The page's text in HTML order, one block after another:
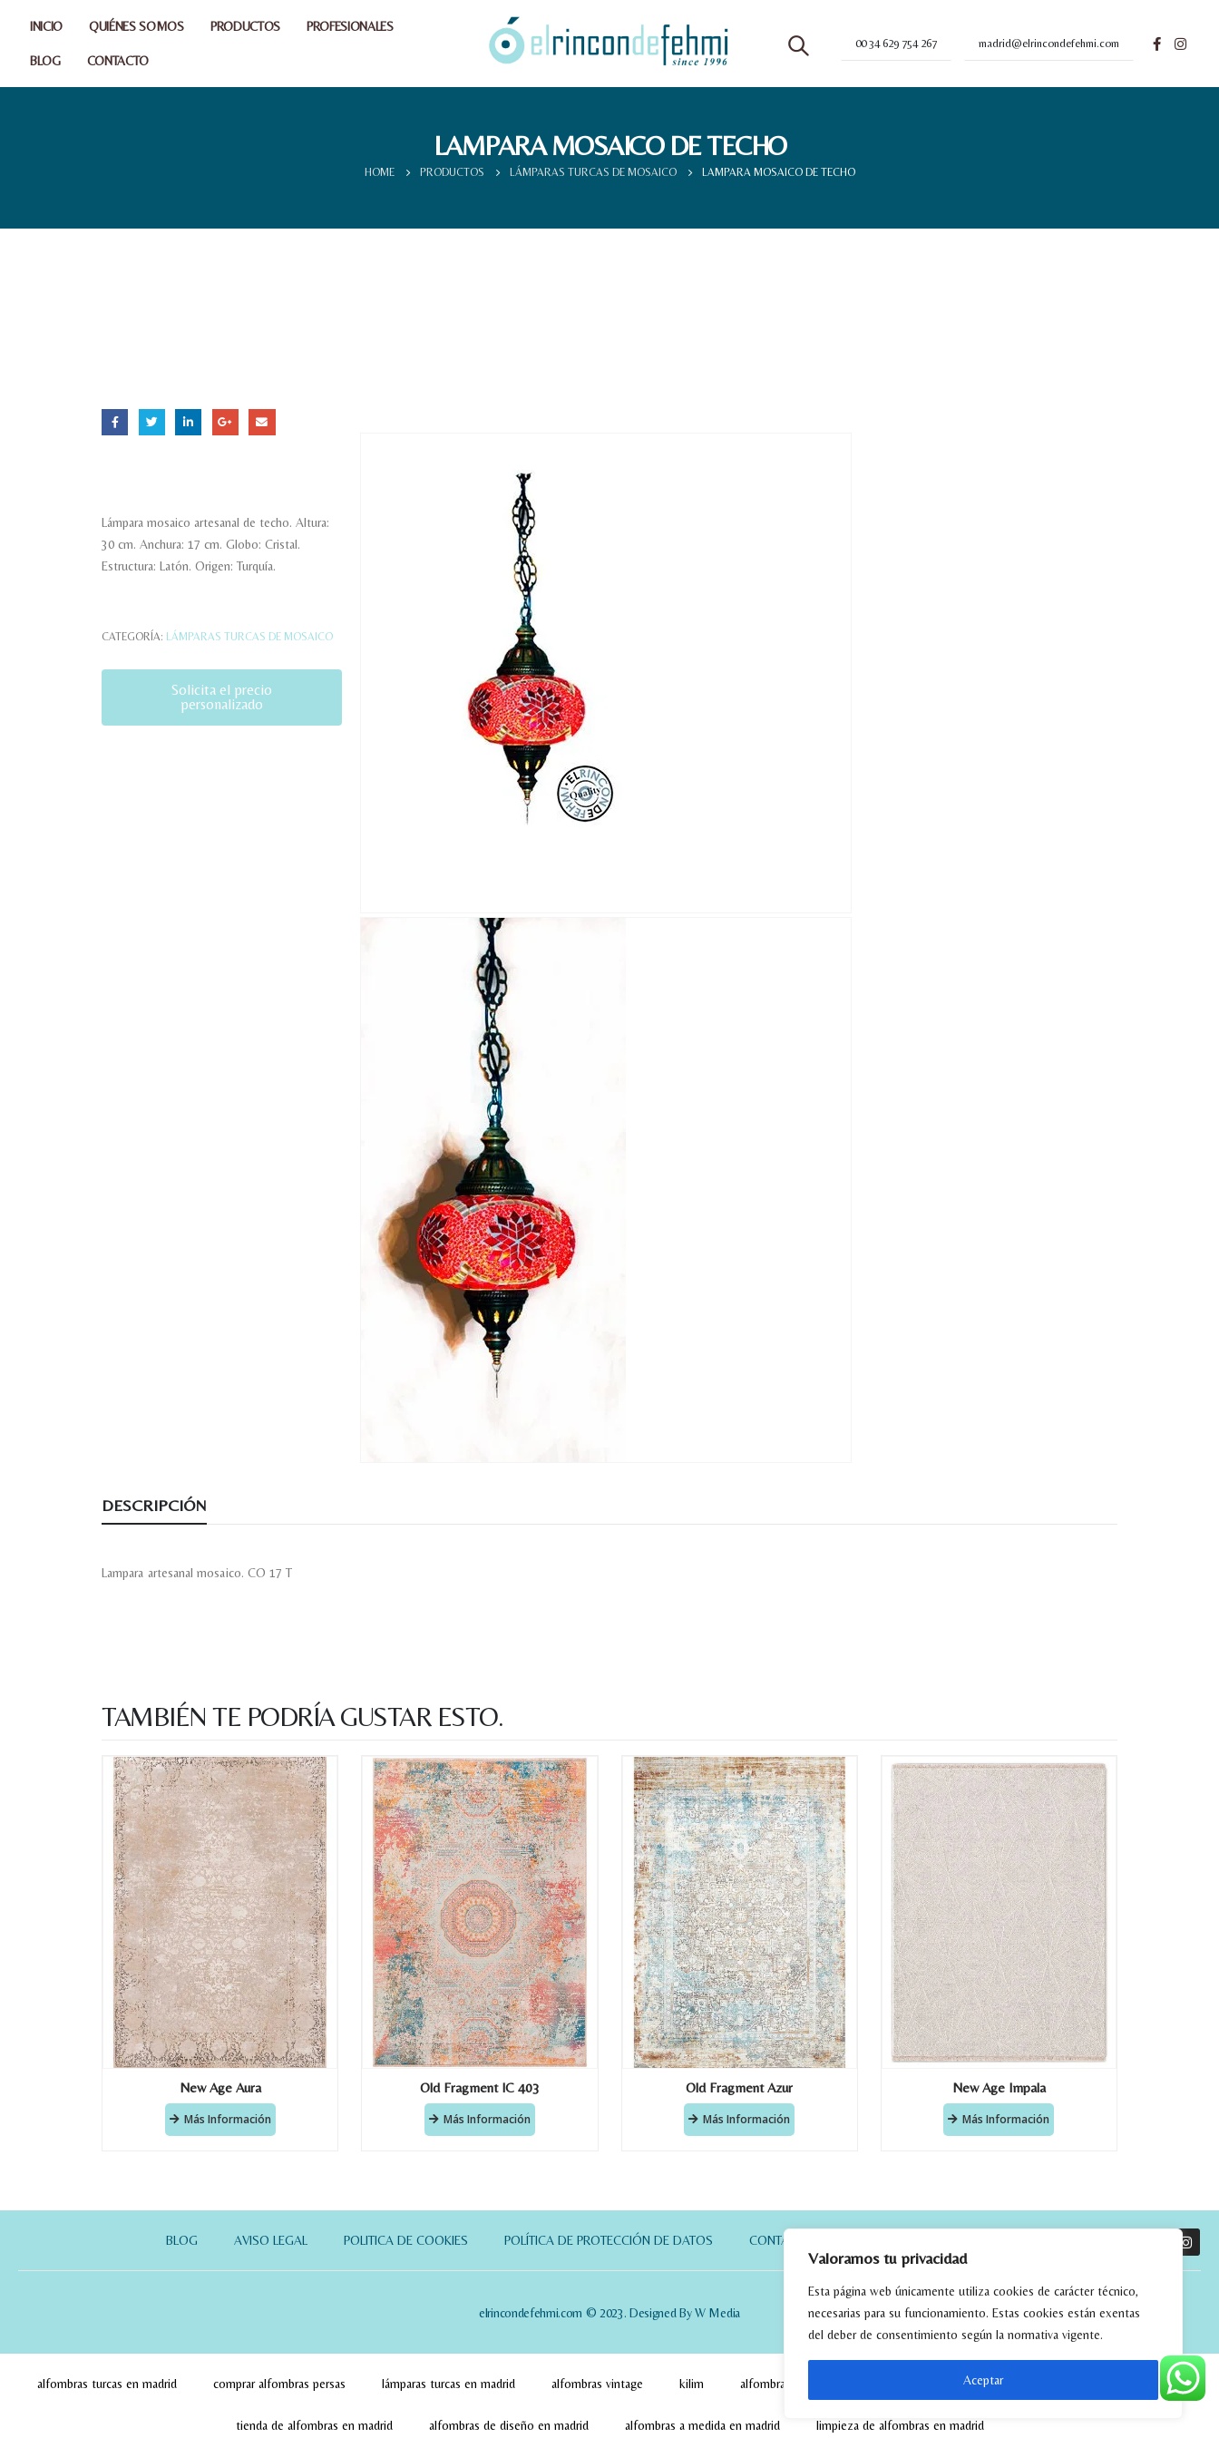
Valoramos tu privacidad
Esta página web únicamente utiliza cookies de carácter técnico,
necesarias para su funcionamiento. Estas cookies están exentas
del deber de consentimiento según la normativa vigente.
Aceptar
INICIO QUIÉNES SOMOS PRODUCTOS PROFESIONALES
BLOG CONTACTO
00 34 629 754 267 madrid@elrincondefehmi.com
LAMPARA MOSAICO DE TECHO
HOME PRODUCTOS LÁMPARAS TURCAS DE MOSAICO LAMPARA MOSAICO DE TECHO
Lámpara mosaico artesanal de techo. Altura:
30 cm. Anchura: 17 cm. Globo: Cristal.
Estructura: Latón. Origen: Turquía.
CATEGORÍA: LÁMPARAS TURCAS DE MOSAICO
Solicita el precio
personalizado
DESCRIPCIÓN
Lampara artesanal mosaico. CO 17 T
TAMBIÉN TE PODRÍA GUSTAR ESTO.
New Age Aura
Más Información
Old Fragment IC 403
Más Información
Old Fragment Azur
Más Información
New Age Impala
Más Información
BLOG AVISO LEGAL POLITICA DE COOKIES POLÍTICA DE PROTECCIÓN DE DATOS CONTACTO
elrincondefehmi.com © 2023. Designed By W Media
alfombras turcas en madrid comprar alfombras persas lámparas turcas en madrid alfombras vintage kilim alfombras patchwork alfombras kilim madrid alfombras modernas madrid
tienda de alfombras en madrid alfombras de diseño en madrid alfombras a medida en madrid limpieza de alfombras en madrid